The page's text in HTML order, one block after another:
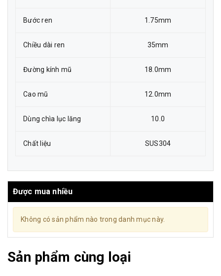
Bước ren 1.75mm
Chiều dài ren 35mm
Đường kính mũ 18.0mm
Cao mũ 12.0mm
Dùng chìa lục lăng 10.0
Chất liệu SUS304
Được mua nhiều
Không có sản phẩm nào trong danh mục này.
Sản phẩm cùng loại